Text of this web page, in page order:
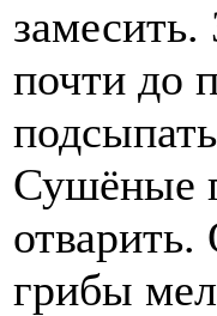
замесить.
почти до
Сушёные
грибы